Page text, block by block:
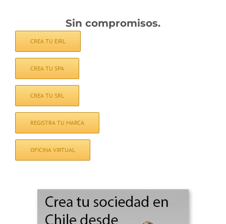
Sin compromisos.
CREA TU EIRL
CREA TU SPA
CREA TU SRL
REGISTRA TU MARCA
OFICINA VIRTUAL